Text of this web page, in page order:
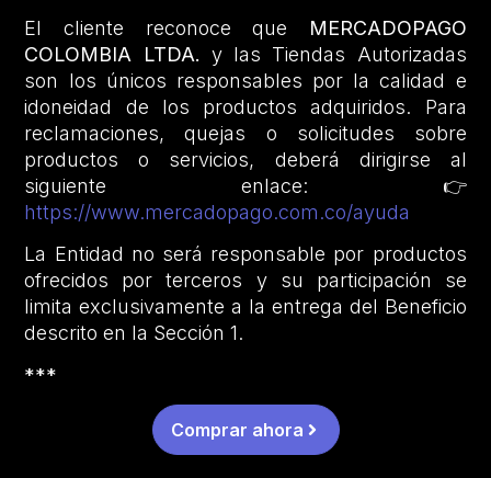
El cliente reconoce que
MERCADOPAGO
COLOMBIA LTDA. y las Tiendas Autorizadas
son los únicos responsables por la calidad e
idoneidad de los productos adquiridos. Para
reclamaciones, quejas o solicitudes sobre
productos o servicios, deberá dirigirse al
siguiente enlace: 👉
https://www.mercadopago.com.co/ayuda
La Entidad no será responsable por productos
ofrecidos por terceros y su participación se
limita exclusivamente a la entrega del Beneficio
descrito en la Sección 1.
***
Comprar ahora